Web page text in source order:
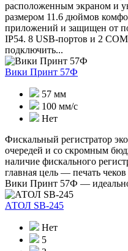
расположенным экраном и
размером 11.6 дюймов
приложений и защищен от
IP54. 8 USB-портов и 2
подключить...
Вики Принт 57Ф
57 мм
100 мм/с
Нет
Фискальный регистратор
очередей и со скромным
наличие фискального
главная цель — печать
Вики Принт 57Ф —
АТОЛ SB-245
Нет
5